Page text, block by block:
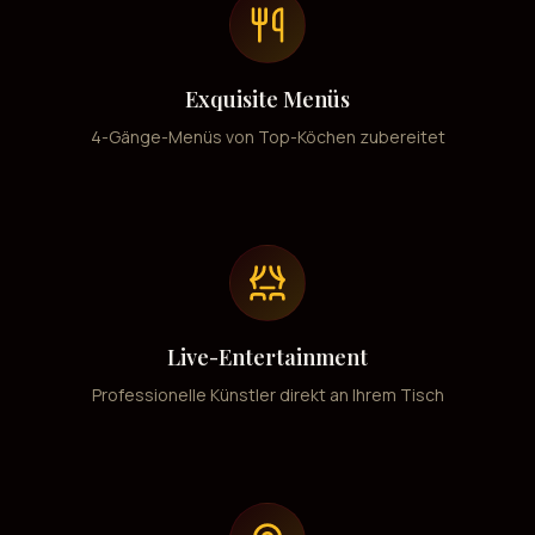
Exquisite Menüs
4-Gänge-Menüs von Top-Köchen zubereitet
Live-Entertainment
Professionelle Künstler direkt an Ihrem Tisch